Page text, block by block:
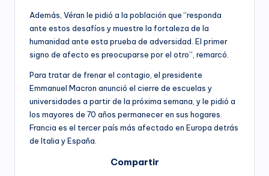
Además, Véran le pidió a la población que “responda
ante estos desafíos y muestre la fortaleza de la
humanidad ante esta prueba de adversidad. El primer
signo de afecto es preocuparse por el otro”, remarcó.
Para tratar de frenar el contagio, el presidente
Emmanuel Macron anunció el cierre de escuelas y
universidades a partir de la próxima semana, y le pidió a
los mayores de 70 años permanecer en sus hogares.
Francia es el tercer país más afectado en Europa detrás
de Italia y España.
Compartir